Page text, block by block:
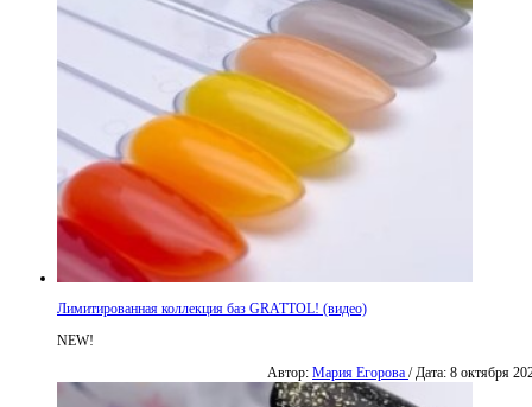
Лимитированная коллекция баз GRATTOL! (видео)
NEW!
Автор: Мария Егорова / Дата: 8 октября